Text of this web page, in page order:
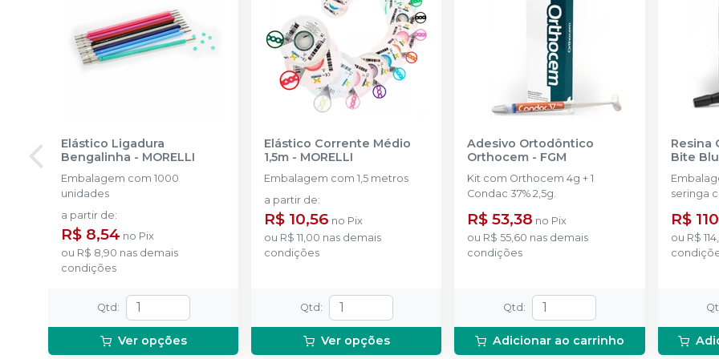
Elástico Ligadura
Bengalinha - MORELLI
Embalagem com 1000
unidades
a partir de:
R$ 8,54 no Pix
ou R$ 8,90 nas demais
condições
Qtd :
Ver opções
Elástico Corrente Médio
1,5m - MORELLI
Embalagem com 1,5 metros
a partir de:
R$ 10,56 no Pix
ou R$ 11,00 nas demais
condições
Qtd :
Ver opções
Adesivo Ortodôntico
Orthocem - FGM
Kit com Orthocem 4g + 1
Condac 37% 2,5g.
R$ 53,38 no Pix
ou R$ 55,60 nas demais
condições
Qtd :
Adicionar ao carrinho
Resina
Bite
seringa
R$
ou R$